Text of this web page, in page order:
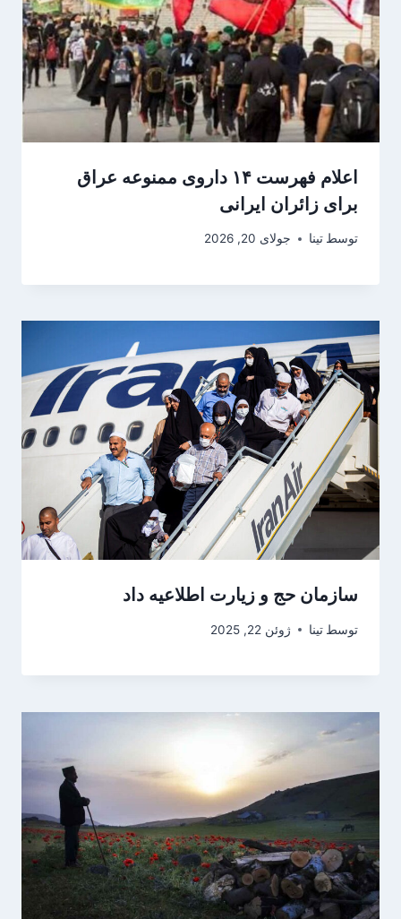
اعلام فهرست ۱۴ داروی ممنوعه عراق
برای زائران ایرانی
توسط تینا جولای 20, 2026
سازمان حج و زیارت اطلاعیه داد
توسط تینا ژوئن 22, 2025